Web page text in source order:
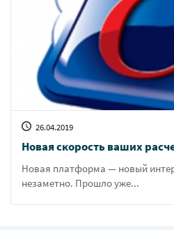
26.04.2019
Новая скорость ваших
Новая платформа — новый
незаметно. Прошло уже...